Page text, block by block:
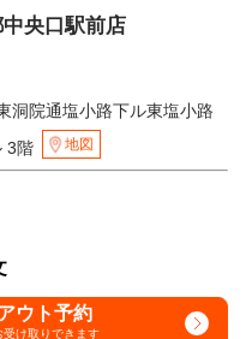
央口駅前店
洞院通塩小路下ル東塩小路
3階
地図
ウト予約
受け取りできます